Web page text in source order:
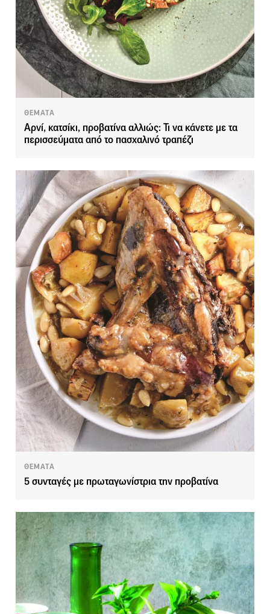
ΘΕΜΑΤΑ
Αρνί, κατσίκι, προβατίνα αλλιώς: Τι να κάνετε με τα
περισσεύματα από το πασχαλινό τραπέζι
ΘΕΜΑΤΑ
5 συνταγές με πρωταγωνίστρια την προβατίνα